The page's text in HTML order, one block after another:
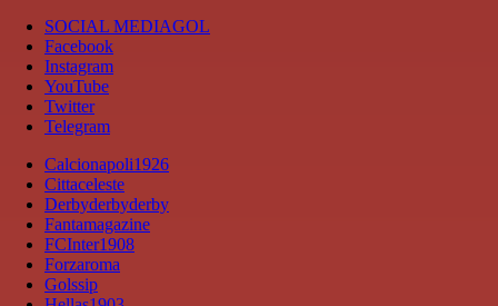
SOCIAL MEDIAGOL
Facebook
Instagram
YouTube
Twitter
Telegram
Calcionapoli1926
Cittaceleste
Derbyderbyderby
Fantamagazine
FCInter1908
Forzaroma
Golssip